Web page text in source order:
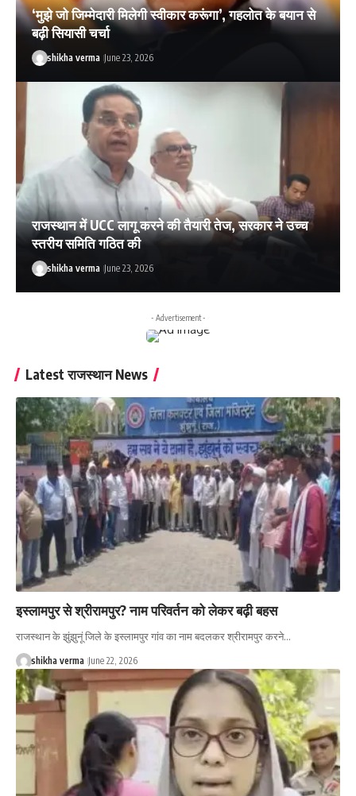
‘मुझे जो जिम्मेदारी मिलेगी स्वीकार करूंगा’, गहलोत के बयान से
बढ़ी सियासी चर्चा
shikha verma June 23, 2026
राजस्थान में UCC लागू करने की तैयारी तेज, सरकार ने उच्च
स्तरीय समिति गठित की
shikha verma June 23, 2026
- Advertisement -
Latest राजस्थान News
इस्लामपुर से श्रीरामपुर? नाम परिवर्तन को लेकर बढ़ी बहस
राजस्थान के झुंझुनूं जिले के इस्लामपुर गांव का नाम बदलकर श्रीरामपुर करने…
shikha verma June 22, 2026